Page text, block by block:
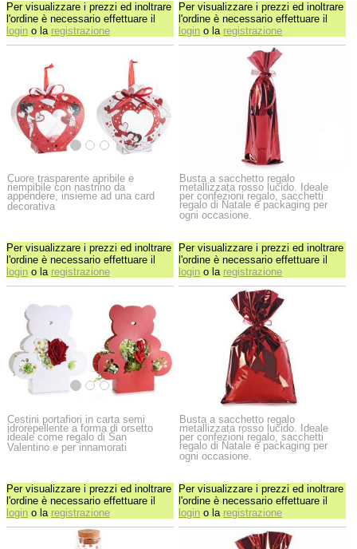
Per visualizzare i prezzi ed inoltrare
l'ordine è necessario effettuare il
login o la registrazione
Per visualizzare i prezzi ed inoltrare
l'ordine è necessario effettuare il
login o la registrazione
Cuore trasparente apribile e
riempibile con nastrino da
appendere, insieme ad una card
decorativa
Per visualizzare i prezzi ed inoltrare
l'ordine è necessario effettuare il
login o la registrazione
Busta a sacchetto regalo
metallizzata rosso lucido. Ideale
per confezioni regalo, sacchetti
regalo di Natale e packaging per
ogni occasione.
Per visualizzare i prezzi ed inoltrare
l'ordine è necessario effettuare il
login o la registrazione
Cestini portafiori in carta semi
idrorepellente a forma di orsetto
ideale come regalo di San
Valentino e per innamorati
Per visualizzare i prezzi ed inoltrare
l'ordine è necessario effettuare il
login o la registrazione
Busta a sacchetto regalo
metallizzata rosso lucido. Ideale
per confezioni regalo, sacchetti
regalo di Natale e packaging per
ogni occasione.
Per visualizzare i prezzi ed inoltrare
l'ordine è necessario effettuare il
login o la registrazione